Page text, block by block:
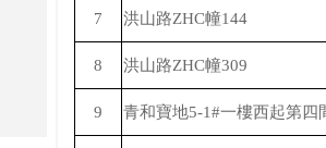
7 洪山路ZHC幢144
8 洪山路ZHC幢309
9 青和寶地5-1#一樓西起第四